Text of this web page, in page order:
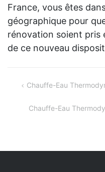
France, vous êtes
géographique pour
rénovation soient pris
de ce nouveau
Navigation
Chauffe-Eau
Chauffe-Eau